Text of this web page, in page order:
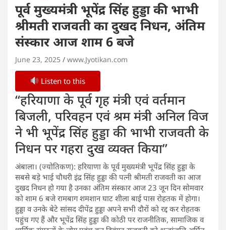
पूर्व मुख्यमंत्री भूपेंद्र सिंह हुड्डा की भाभी
श्रीमती राजवती का दुखद निधन, अंतिम
संस्कार आज शाम 6 बजे
June 23, 2025 www.Jyotikan.com
Listen to this
‘‘हरियाणा के पूर्व गृह मंत्री एवं वर्तमान
बिजली, परिवहन एवं श्रम मंत्री अनिल विज
ने भी भूपेंद्र सिंह हुड्डा की भाभी राजवती के
निधन पर गहरा दुख व्यक्त किया’’
अंबाला। (ज्योतिकण): हरियाणा के पूर्व मुख्यमंत्री भूपेंद्र सिंह हुड्डा के
सबसे बड़े भाई चौधरी इंद्र सिंह हुड्डा की पत्नी श्रीमती राजवती का आज
दुखद निधन हो गया है उनका अंतिम संस्कार आज 23 जून दिन सोमवार
को शाम 6 बजे रामबाग शमशान घाट शीला बाई पास रोहतक में होगा।
हुड्डा व उनके बेटे सांसद दीपेंद्र हुड्डा अपने सभी दौरों को रद्द कर रोहतक
पहुंच गए हैं और भूपेंद्र सिंह हुड्डा की कोठी पर राजनीतिक, सामाजिक व